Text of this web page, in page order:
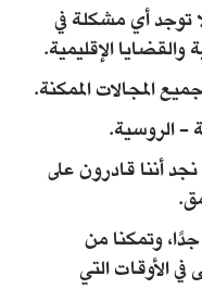
توجد أي مشكلة في
والقضايا الإقليمية.
المجالات الممكنة.
- الروسية.
أننا قادرون على
وتمكنا من
الأوقات التي